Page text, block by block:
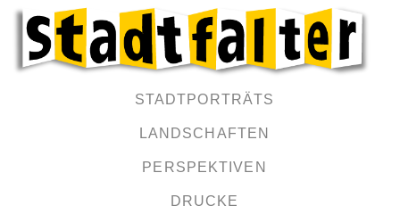
STADTPORTRÄTS
LANDSCHAFTEN
PERSPEKTIVEN
DRUCKE